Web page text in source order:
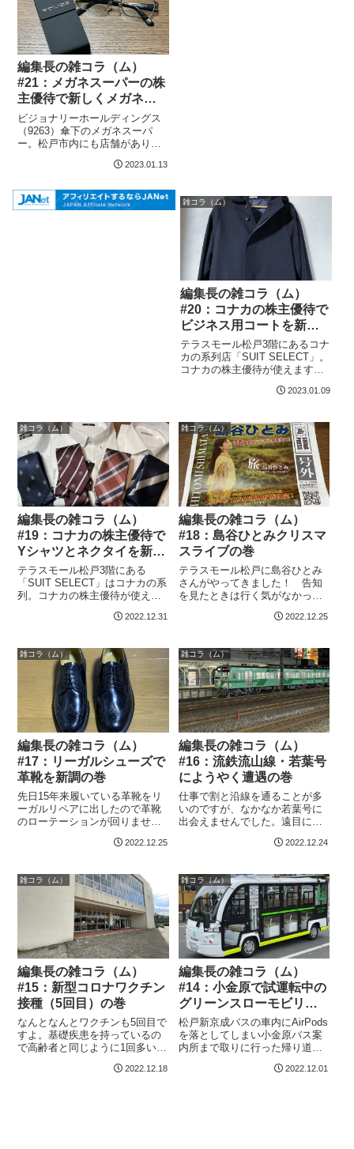
編集長の雑コラ（ム）
#21：メガネスーパーの株
主優待で新しくメガネを
購入の巻
ビジョナリーホールディングス
（9263）傘下のメガネスーパ
ー。松戸市内にも店舗がありま
れてしまい、安く買ったスペア
ろ新しいのを買おうと思ってメ
ガネスーパーを訪問しました。
2023.01.13
雑コラ（ム）
編集長の雑コラ（ム）
#20：コナカの株主優待で
ビジネス用コートを新調
の巻
テラスモール松戸3階にあるコナ
カの系列店「SUIT SELECT」。
コナカの株主優待が使えます。
くのが嫌になるくらいですが、
トを購入しました。株主優待券
（コナカ）コート（SUIT ...
2023.01.09
雑コラ（ム）
編集長の雑コラ（ム）
#19：コナカの株主優待で
Yシャツとネクタイを新調
の巻
テラスモール松戸3階にある
「SUIT SELECT」はコナカの系
列。コナカの株主優待が使えま
20％OFFの優待券がもらえるの
ネクタイを購入しました。株主
優待券（コナカ）長い引きこも
りニー...
2022.12.31
雑コラ（ム）
編集長の雑コラ（ム）
#18：島谷ひとみクリスマ
スライブの巻
テラスモール松戸に島谷ひとみ
さんがやってきました！ 告知
を見たときは行く気がなかった
靴を新調したところでして（前
事だから無理だけど、昼公演な
ら観れるんじゃないかと思って
居座ったわけです...
2022.12.25
雑コラ（ム）
編集長の雑コラ（ム）
#17：リーガルシューズで
革靴を新調の巻
先日15年来履いている革靴をリ
ーガルリペアに出したので革靴
のローテーションが回りませ
上、フォーマルな革靴を一定数
さか引きこもりニートが週3日の
フリーターになって、その後に
週5日の仕事が...
2022.12.25
雑コラ（ム）
編集長の雑コラ（ム）
#16：流鉄流山線・若葉号
にようやく遭遇の巻
仕事で割と沿線を通ることが多
いのですが、なかなか若葉号に
出会えませんでした。遠目に見
離で見れたのは初めてです。11
経ってやっと写真に収めること
ができました。若葉号（流鉄流
山線）20...
2022.12.24
雑コラ（ム）
編集長の雑コラ（ム）
#15：新型コロナワクチン
接種（5回目）の巻
なんとなんとワクチンも5回目で
すよ。基礎疾患を持っているの
で高齢者と同じように1回多いの
つを接種しないといけないとい
2022.12.18
雑コラ（ム）
編集長の雑コラ（ム）
#14：小金原で試運転中の
グリーンスローモビリテ
ィに出会うの巻
松戸新京成バスの車内にAirPods
を落としてしまい小金原バス案
内所まで取りに行った帰り道、
グリーンスローモビリティをパ
2022.12.01